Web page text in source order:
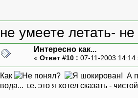
не умеете летать-
Интересно как...
« Ответ #10 : 07-11-2003
Как ?
А
вода... т.е. это я хотел сказать -